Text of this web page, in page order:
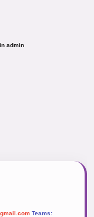
admin
Teams: